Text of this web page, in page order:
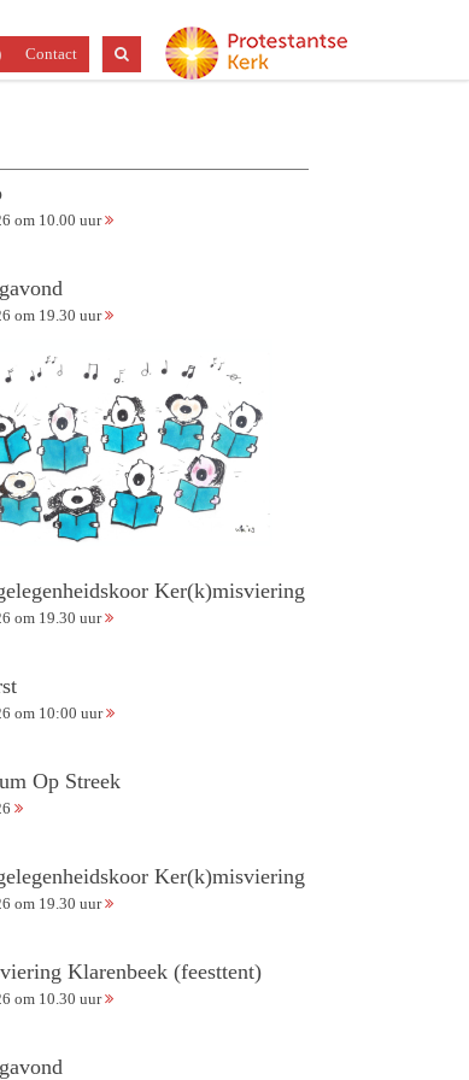
Contact
om 10.00 uur
om 19.30 uur
Ker(k)misviering
om 19.30 uur
om 10:00 uur
Op Streek
Ker(k)misviering
om 19.30 uur
Klarenbeek (feesttent)
om 10.30 uur